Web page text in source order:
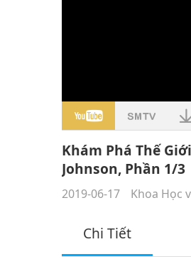
Khám Phá Thế
Johnson, Phần 1/3
2019-06-17 Khoa Học
Chi Tiết